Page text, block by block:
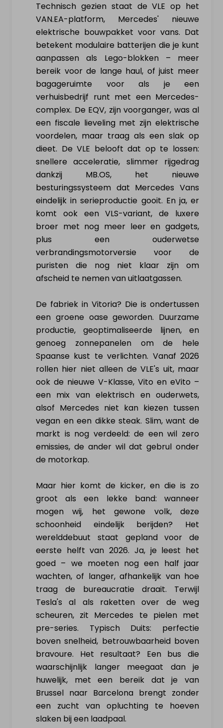
Technisch gezien staat de VLE op het
VAN.EA-platform, Mercedes' nieuwe
elektrische bouwpakket voor vans. Dat
betekent modulaire batterijen die je kunt
aanpassen als Lego-blokken – meer
bereik voor de lange haul, of juist meer
bagageruimte voor als je een
verhuisbedrijf runt met een Mercedes-
complex. De EQV, zijn voorganger, was al
een fiscale lieveling met zijn elektrische
voordelen, maar traag als een slak op
dieet. De VLE belooft dat op te lossen:
snellere acceleratie, slimmer rijgedrag
dankzij MB.OS, het nieuwe
besturingssysteem dat Mercedes Vans
eindelijk in serieproductie gooit. En ja, er
komt ook een VLS-variant, de luxere
broer met nog meer leer en gadgets,
plus een ouderwetse
verbrandingsmotorversie voor de
puristen die nog niet klaar zijn om
afscheid te nemen van uitlaatgassen.
De fabriek in Vitoria? Die is ondertussen
een groene oase geworden. Duurzame
productie, geoptimaliseerde lijnen, en
genoeg zonnepanelen om de hele
Spaanse kust te verlichten. Vanaf 2026
rollen hier niet alleen de VLE's uit, maar
ook de nieuwe V-Klasse, Vito en eVito –
een mix van elektrisch en ouderwets,
alsof Mercedes niet kan kiezen tussen
vegan en een dikke steak. Slim, want de
markt is nog verdeeld: de een wil zero
emissies, de ander wil dat gebrul onder
de motorkap.
Maar hier komt de kicker, en die is zo
groot als een lekke band: wanneer
mogen wij, het gewone volk, deze
schoonheid eindelijk berijden? Het
werelddebuut staat gepland voor de
eerste helft van 2026. Ja, je leest het
goed – we moeten nog een half jaar
wachten, of langer, afhankelijk van hoe
traag de bureaucratie draait. Terwijl
Tesla's al als raketten over de weg
scheuren, zit Mercedes te pielen met
pre-series. Typisch Duits: perfectie
boven snelheid, betrouwbaarheid boven
bravoure. Het resultaat? Een bus die
waarschijnlijk langer meegaat dan je
huwelijk, met een bereik dat je van
Brussel naar Barcelona brengt zonder
een zucht van opluchting te hoeven
slaken bij een laadpaal.